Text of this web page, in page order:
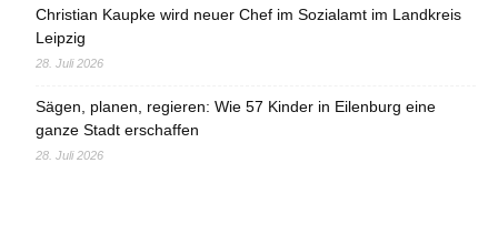
Christian Kaupke wird neuer Chef im Sozialamt im Landkreis
Leipzig
28. Juli 2026
Sägen, planen, regieren: Wie 57 Kinder in Eilenburg eine
ganze Stadt erschaffen
28. Juli 2026